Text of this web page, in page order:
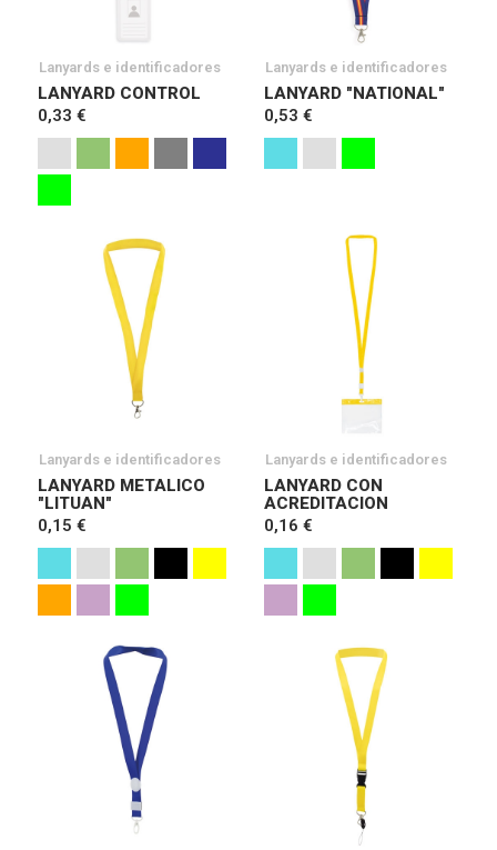
Lanyards e identificadores
LANYARD CONTROL
0,33 €
Lanyards e identificadores
LANYARD "NATIONAL"
0,53 €
Lanyards e identificadores
LANYARD METALICO
"LITUAN"
0,15 €
Lanyards e identificadores
LANYARD CON
ACREDITACION
0,16 €